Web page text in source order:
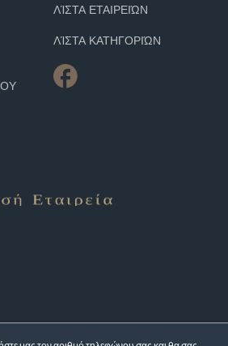
ΛΊΣΤΑ ΕΤΑΙΡΕΙΏΝ
ΛΊΣΤΑ ΚΑΤΗΓΟΡΙΏΝ